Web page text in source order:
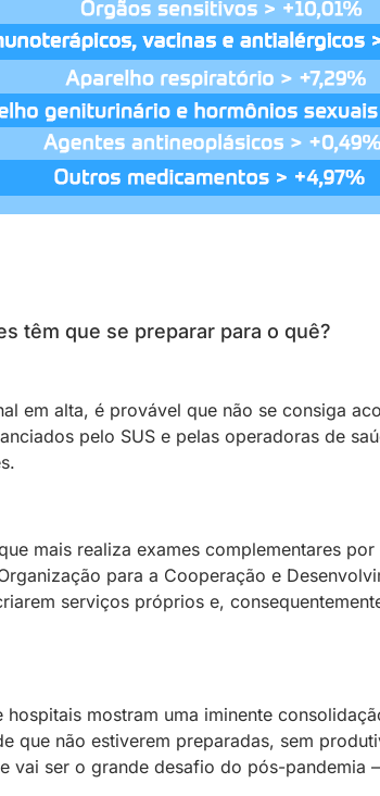
têm que se preparar para o quê?
em alta, é provável que não se consiga
pelo SUS e pelas operadoras de
mais realiza exames complementares
para a Cooperação e
serviços próprios e,
hospitais mostram uma iminente
que não estiverem preparadas, sem
vai ser o grande desafio do pós-